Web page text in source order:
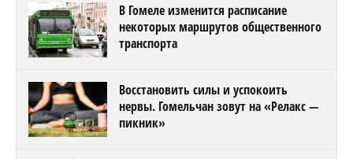
В Гомеле изменится расписание
некоторых маршрутов общественного
транспорта
Восстановить силы и успокоить
нервы. Гомельчан зовут на «Релакс —
пикник»